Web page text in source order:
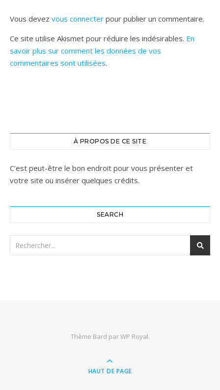
Vous devez vous connecter pour publier un commentaire.
Ce site utilise Akismet pour réduire les indésirables. En
savoir plus sur comment les données de vos
commentaires sont utilisées.
À PROPOS DE CE SITE
C’est peut-être le bon endroit pour vous présenter et
votre site ou insérer quelques crédits.
SEARCH
Thème Bard parWP Royal.
HAUT DE PAGE